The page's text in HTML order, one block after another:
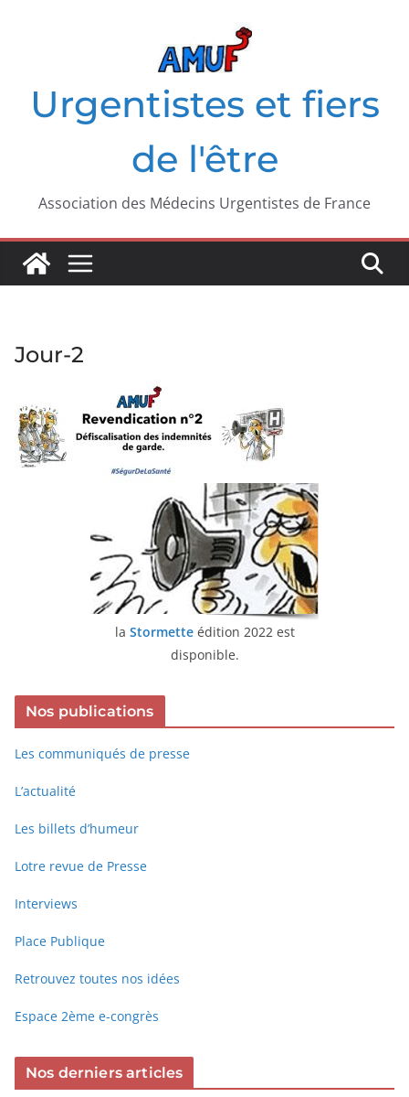
Urgentistes et fiers
de l'être
Association des Médecins Urgentistes de France
Jour-2
la Stormetteédition 2022 est
disponible.
Nos publications
Les communiqués de presse
L’actualité
Les billets d’humeur
Lotre revue de Presse
Interviews
Place Publique
Retrouvez toutes nos idées
Espace 2ème e-congrès
Nos derniers articles